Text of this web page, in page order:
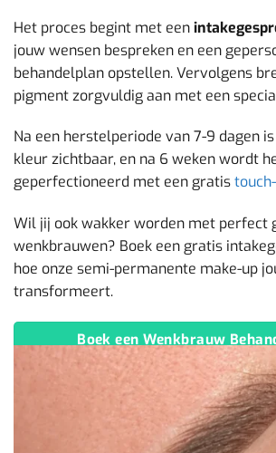
Het proces begint met een
jouw wensen bespreken en een
behandelplan opstellen. Vervolgens
pigment zorgvuldig aan met een
Na een herstelperiode van 7-9 dagen
kleur zichtbaar, en na 6 weken wordt
geperfectioneerd met een gratis
Wil jij ook wakker worden met perfect
wenkbrauwen? Boek een gratis
hoe onze semi-permanente make-up
transformeert.
Boek een Wenkbrauw